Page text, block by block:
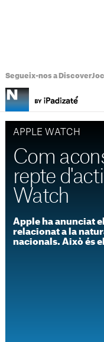
Segueix-nos a Discover
APPLE WATCH
Com
repte
Watch
Apple ha anunciat
relacionat a la
nacionals. Això és